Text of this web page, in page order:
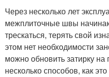
Через несколько лет
межплиточные швы
трескаться, терять свой
этом нет необходимости
можно обновить затирку на
несколько способов, как